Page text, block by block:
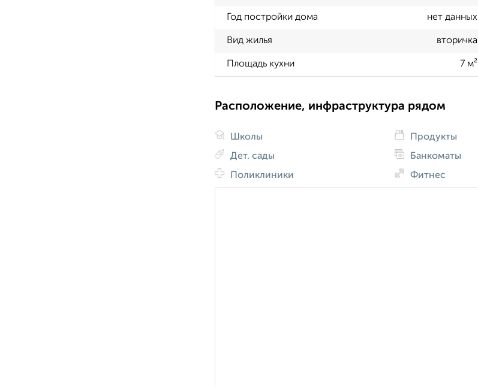
Год постройки дома нет данных
Вид жилья вторичка
Площадь кухни 7 м²
Расположение, инфраструктура рядом
Школы
Дет. сады
Поликлиники
Продукты
Банкоматы
Фитнес